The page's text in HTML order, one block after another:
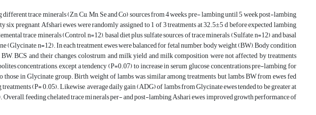
trace minerals (Zn, Cu, Mn, Se and Co) sources from 4 weeks pre- lambing until 5 week post-lambing
pregnant Afshari ewes were randomly assigned to 1 of 3 treatments at 32.5±5 d before expected lambing
trace minerals (Control, n=12), basal diet plus sulfate sources of trace minerals (Sulfate, n=12) and basal
(Glycinate, n=12). In each treatment, ewes were balanced for fetal number, body weight (BW), Body condition
BCS and their changes, colostrum and milk yield and milk composition were not affected by treatments
concentrations, except a tendency (P=0.07) to increase in serum glucose concentrations pre-lambing for
those in Glycinate group. Birth weight of lambs was similar among treatments, but lambs BW from ewes fed
(P= 0.05). Likewise, average daily gain (ADG) of lambs from Glycinate ewes tended to be greater at
Overall, feeding chelated trace minerals per- and post-lambing Ashari ewes improved growth performance of